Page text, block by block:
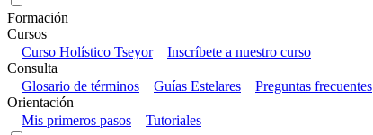
Formación
Cursos
Curso Holístico Tseyor
Inscríbete a nuestro curso
Consulta
Glosario de términos
Guías Estelares
Preguntas frecuentes
Orientación
Mis primeros pasos
Tutoriales